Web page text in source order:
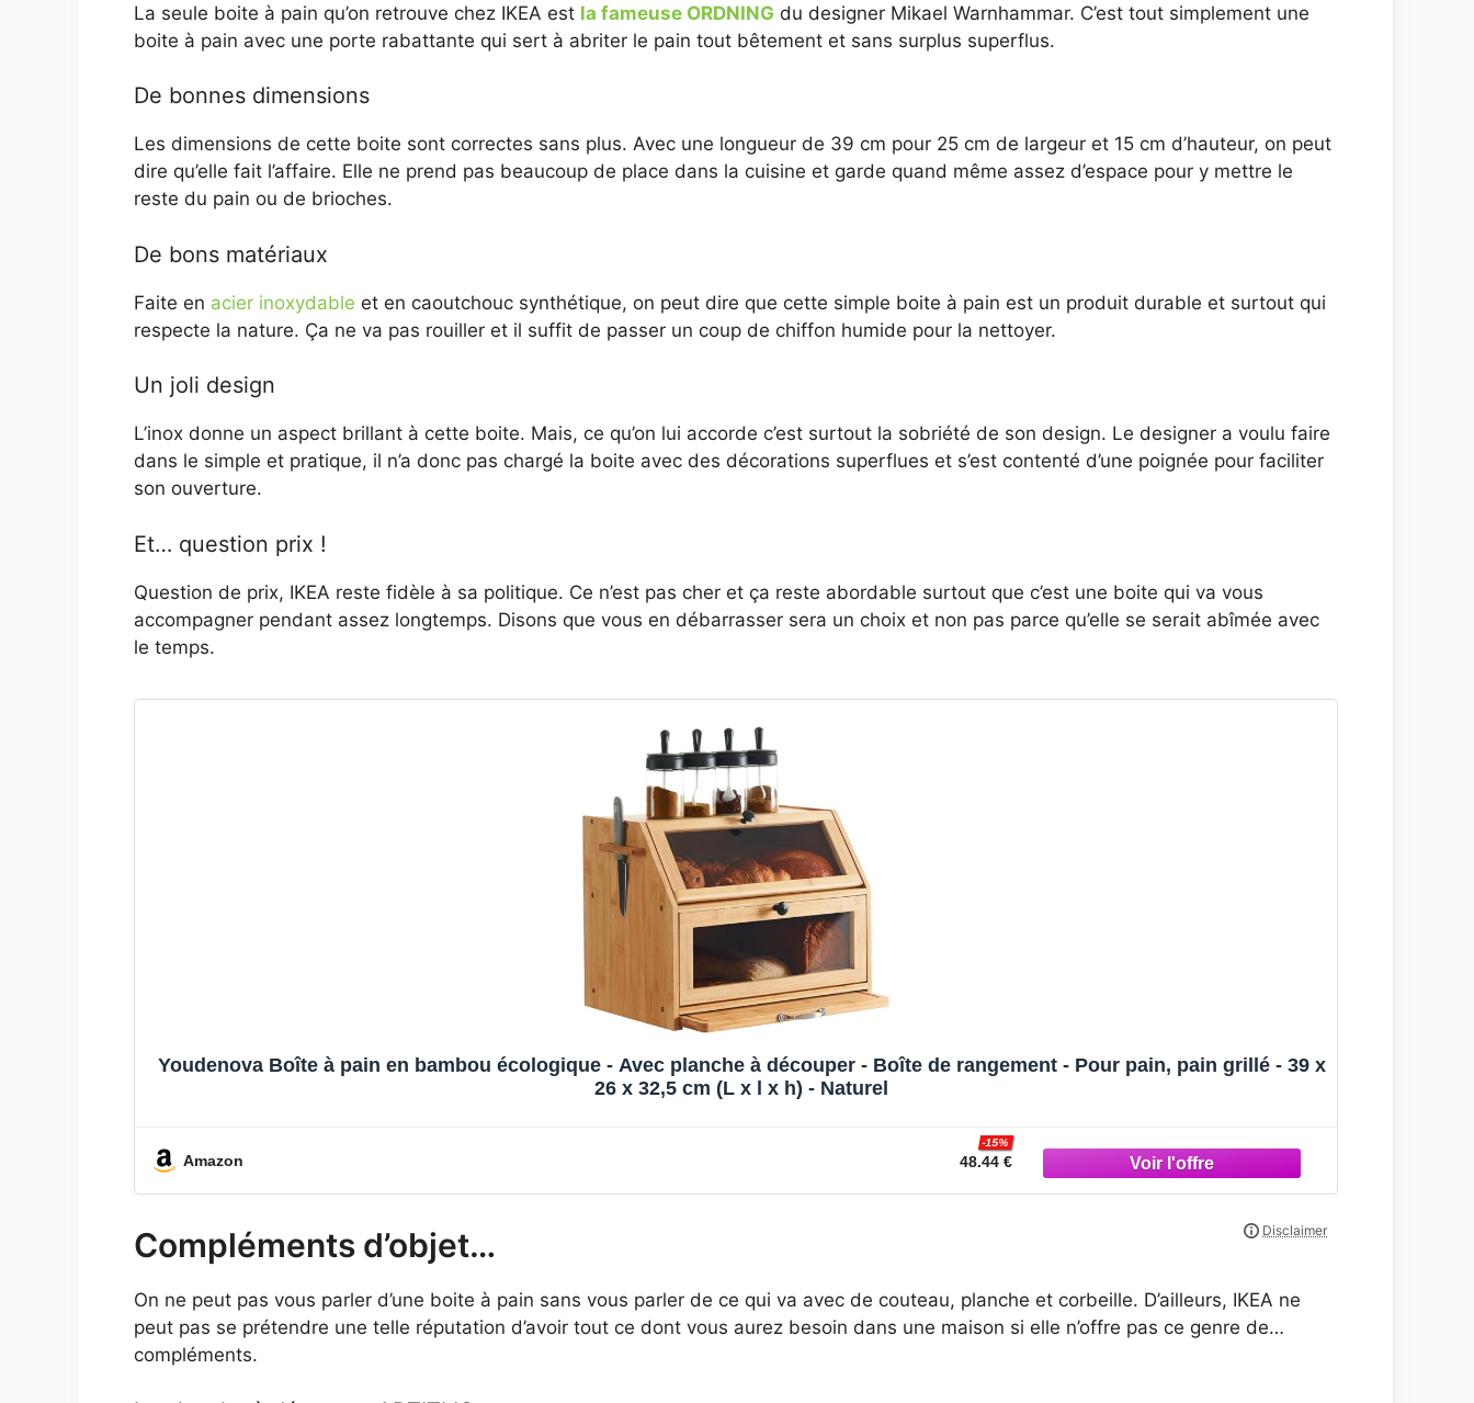
La seule boite à pain qu’on retrouve chez IKEA est la fameuse ORDNING du designer Mikael Warnhammar. C’est tout simplement une
boite à pain avec une porte rabattante qui sert à abriter le pain tout bêtement et sans surplus superflus.
De bonnes dimensions
Les dimensions de cette boite sont correctes sans plus. Avec une longueur de 39 cm pour 25 cm de largeur et 15 cm d’hauteur, on peut
dire qu’elle fait l’affaire. Elle ne prend pas beaucoup de place dans la cuisine et garde quand même assez d’espace pour y mettre le
reste du pain ou de brioches.
De bons matériaux
Faite en acier inoxydable et en caoutchouc synthétique, on peut dire que cette simple boite à pain est un produit durable et surtout qui
respecte la nature. Ça ne va pas rouiller et il suffit de passer un coup de chiffon humide pour la nettoyer.
Un joli design
L’inox donne un aspect brillant à cette boite. Mais, ce qu’on lui accorde c’est surtout la sobriété de son design. Le designer a voulu faire
dans le simple et pratique, il n’a donc pas chargé la boite avec des décorations superflues et s’est contenté d’une poignée pour faciliter
son ouverture.
Et… question prix !
Question de prix, IKEA reste fidèle à sa politique. Ce n’est pas cher et ça reste abordable surtout que c’est une boite qui va vous
accompagner pendant assez longtemps. Disons que vous en débarrasser sera un choix et non pas parce qu’elle se serait abîmée avec
le temps.
Youdenova Boîte à pain en bambou écologique - Avec planche à découper - Boîte de rangement - Pour pain, pain grillé - 39 x
26 x 32,5 cm (L x l x h) - Naturel
Amazon 48.44 €
-15%
Compléments d’objet…
On ne peut pas vous parler d’une boite à pain sans vous parler de ce qui va avec de couteau, planche et corbeille. D’ailleurs, IKEA ne
peut pas se prétendre une telle réputation d’avoir tout ce dont vous aurez besoin dans une maison si elle n’offre pas ce genre de…
compléments.